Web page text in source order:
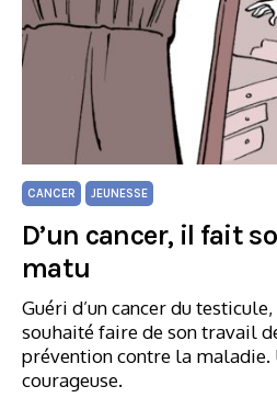
CANCER JEUNESSE
D’un cancer, il fait
matu
Guéri d’un cancer du
souhaité faire de son travail
prévention contre la maladie.
courageuse.